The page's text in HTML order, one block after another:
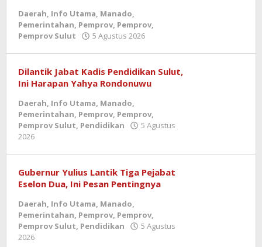
Daerah, Info Utama, Manado,
Pemerintahan, Pemprov, Pemprov,
Pemprov Sulut
5 Agustus 2026
Dilantik Jabat Kadis Pendidikan Sulut,
Ini Harapan Yahya Rondonuwu
Daerah, Info Utama, Manado,
Pemerintahan, Pemprov, Pemprov,
Pemprov Sulut, Pendidikan
5 Agustus
2026
Gubernur Yulius Lantik Tiga Pejabat
Eselon Dua, Ini Pesan Pentingnya
Daerah, Info Utama, Manado,
Pemerintahan, Pemprov, Pemprov,
Pemprov Sulut, Pendidikan
5 Agustus
2026